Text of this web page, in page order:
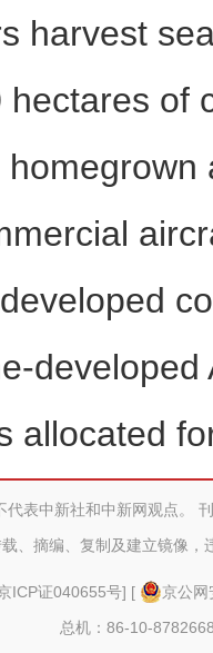
：秋日车师古
“新疆小独库”秋
harvest
hectares of
allocated
代表中新社和中新网观点。
、摘编、复制及建立镜像，
ICP证040655号] [
京公
总机：86-10-